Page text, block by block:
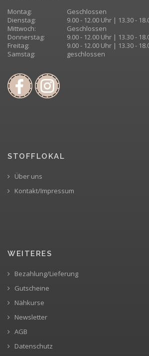
Montag:
Geschlossen
Dienstag:
9.00 - 12.00 Uhr | 13.30 -
Mittwoch:
Geschlossen
Donnerstag:
9.00 - 12.00 Uhr | 13.30 -
Freitag:
9.00 - 12.00 Uhr | 13.30 -
Samstag:
geschlossen
STOFFLOKAL
Über uns
Kontakt/Impressum
WEITERES
Bezahlung/Lieferung
Gutscheine
Nähkurse
Newsletter
AGB
Datenschutz